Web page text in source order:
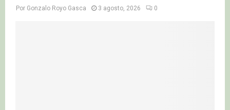
Por Gonzalo Royo Gasca 3 agosto, 2026 0